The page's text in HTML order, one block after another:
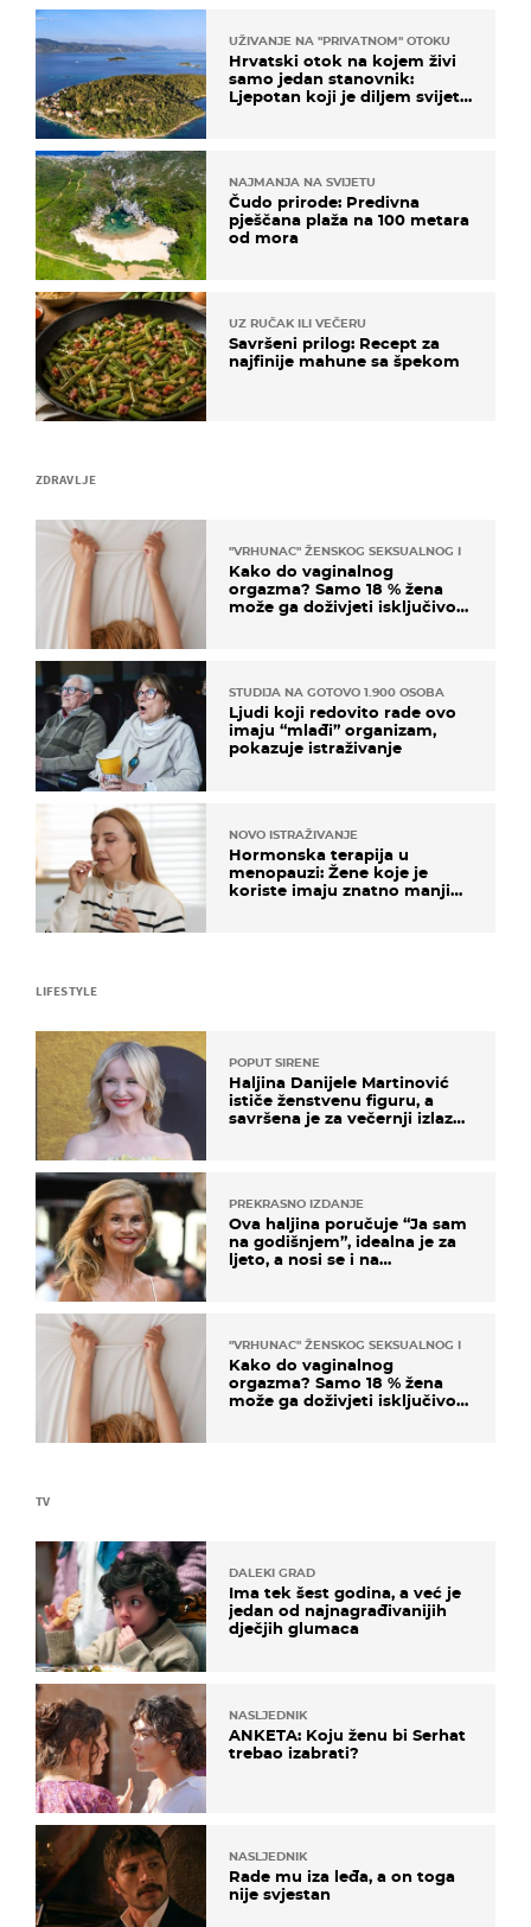
ZDRAVLJE
"VRHUNAC" ŽENSKOG SEKSUALNOG ISKUSTVA
Kako do vaginalnog
orgazma? Samo 18 % žena
može ga doživjeti isključivo
STUDIJA NA GOTOVO 1.900 OSOBA
Ljudi koji redovito rade ovo
imaju “mlađi” organizam,
pokazuje istraživanje
NOVO ISTRAŽIVANJE
Hormonska terapija u
menopauzi: Žene koje je
koriste imaju znatno manji
TV
DALEKI GRAD
Ima tek šest godina, a već je
jedan od najnagrađivanijih
dječjih glumaca
NASLJEDNIK
ANKETA: Koju ženu bi Serhat
trebao izabrati?
NASLJEDNIK
Rade mu iza leđa, a on toga
nije svjestan
UŽIVANJE NA "PRIVATNOM" OTOKU
Hrvatski otok na kojem živi
samo jedan stanovnik:
Ljepotan koji je diljem svijeta
NAJMANJA NA SVIJETU
Čudo prirode: Predivna
pješčana plaža na 100 metara
od mora
UZ RUČAK ILI VEČERU
Savršeni prilog: Recept za
najfinije mahune sa špekom
LIFESTYLE
POPUT SIRENE
Haljina Danijele Martinović
ističe ženstvenu figuru, a
savršena je za večernji izlazak
PREKRASNO IZDANJE
Ova haljina poručuje “Ja sam
na godišnjem”, idealna je za
ljeto, a nosi se i na
"VRHUNAC" ŽENSKOG SEKSUALNOG ISKUSTVA
Kako do vaginalnog
orgazma? Samo 18 % žena
može ga doživjeti isključivo